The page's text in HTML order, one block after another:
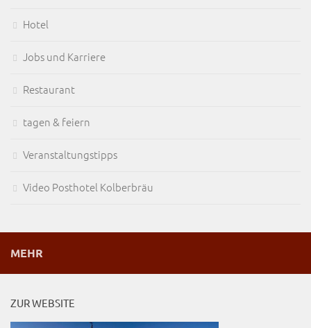
Hotel
Jobs und Karriere
Restaurant
tagen & feiern
Veranstaltungstipps
Video Posthotel Kolberbräu
MEHR
ZUR WEBSITE